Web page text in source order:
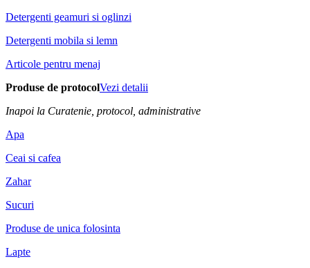
Detergenti geamuri si oglinzi
Detergenti mobila si lemn
Articole pentru menaj
Produse de protocolVezi detalii
Inapoi la Curatenie, protocol, administrative
Apa
Ceai si cafea
Zahar
Sucuri
Produse de unica folosinta
Lapte